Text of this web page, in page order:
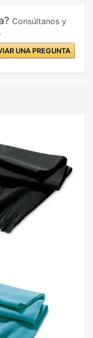
Consúltanos y
UNA PREGUNTA